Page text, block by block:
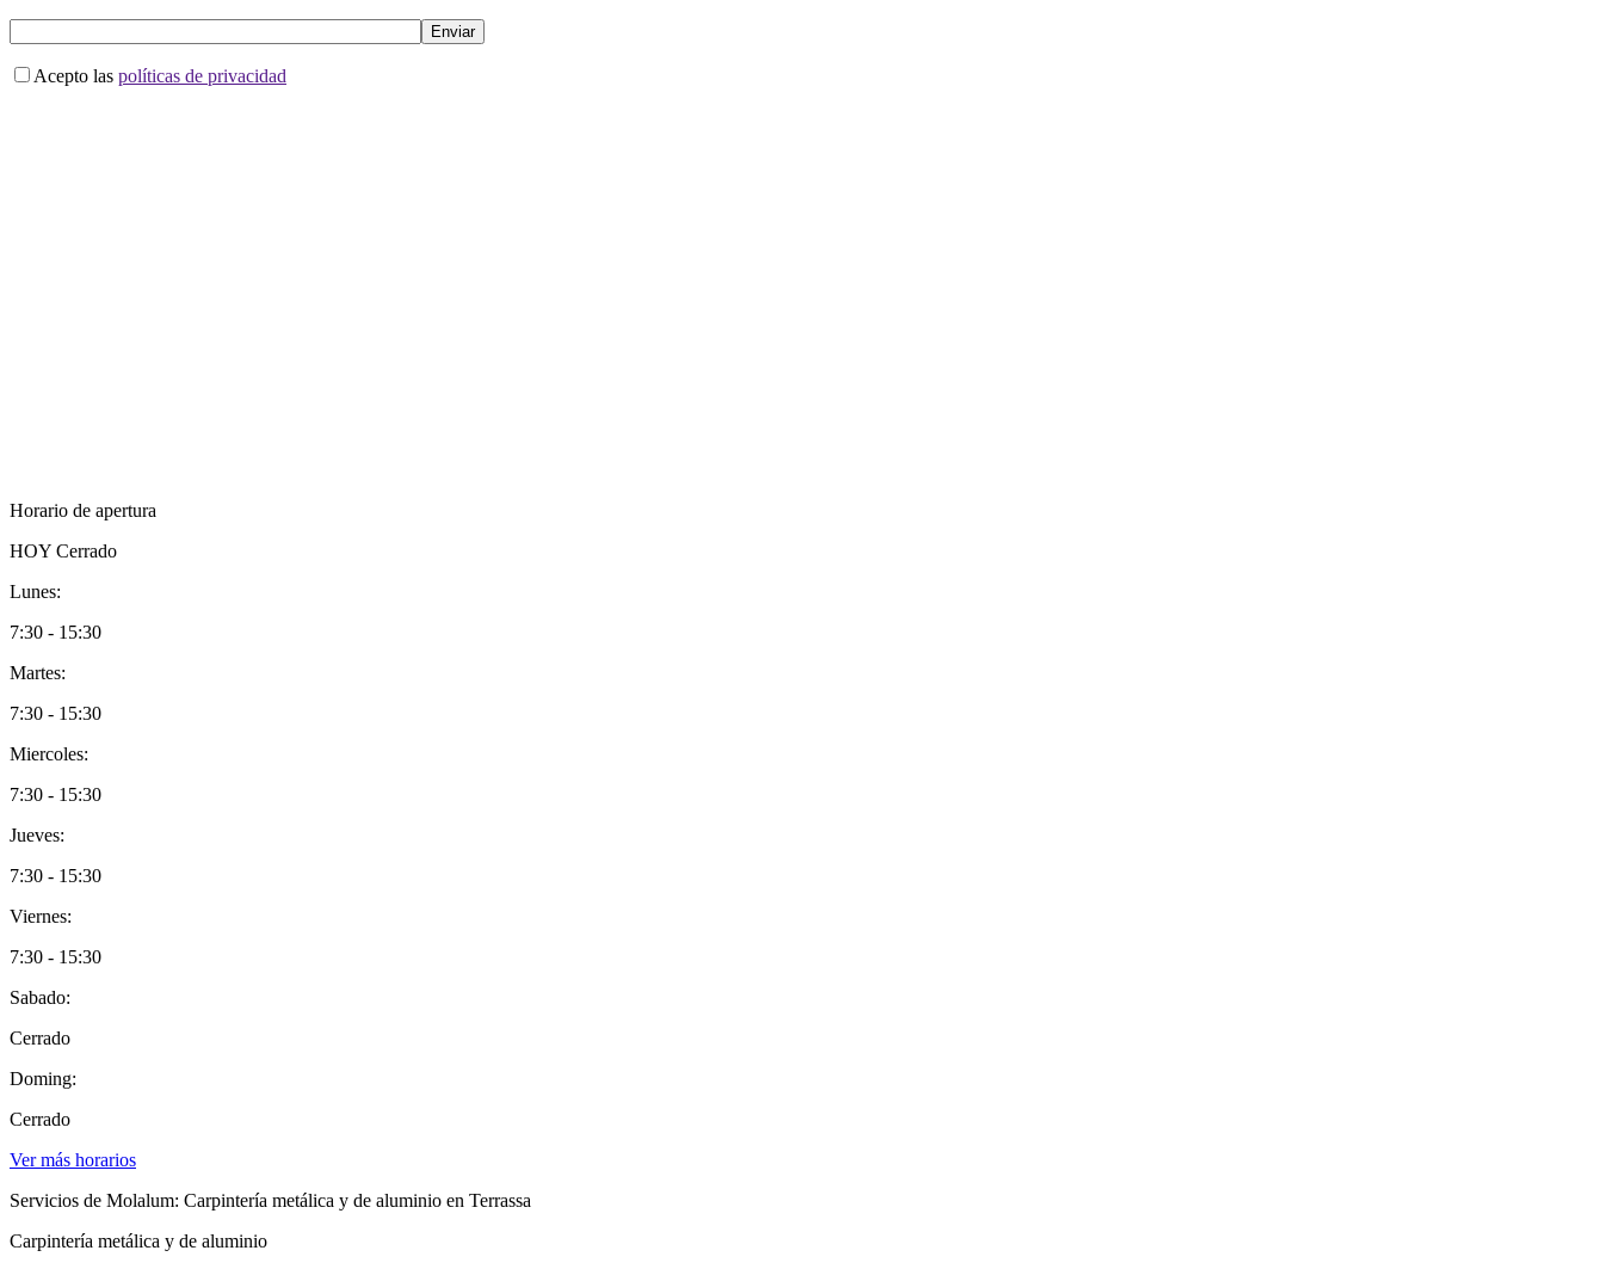
Acepto las políticas de privacidad
Horario de apertura
HOY Cerrado
Lunes:
7:30 - 15:30
Martes:
7:30 - 15:30
Miercoles:
7:30 - 15:30
Jueves:
7:30 - 15:30
Viernes:
7:30 - 15:30
Sabado:
Cerrado
Doming:
Cerrado
Ver más horarios
Servicios de Molalum: Carpintería metálica y de aluminio en Terrassa
Carpintería metálica y de aluminio